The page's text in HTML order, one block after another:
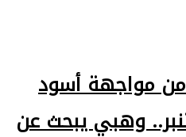
من مواجهة أسود
وهبي يبحث عن